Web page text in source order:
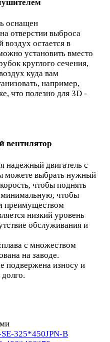
оснащен
отверстии выброса
воздух остается в
установить вместо
круглого сечения,
куда вам
например,
что полезно для 3D -
вентилятор
надежный двигатель с
можете выбрать нужный
чтобы поднять
минимальную, чтобы
преимуществом
низкий уровень
обслуживания и
с множеством
на заводе.
подвержена износу и
SE-325*450JPN-B